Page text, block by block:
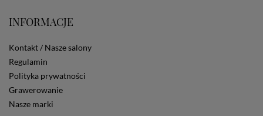
nie podasz danych, nie będziesz mógł przeglądać
zawartości naszej strony
Zautomatyzowane podejmowanie decyzji
Na stronie Sklepu są wykorzystywane pliki cookies.
Stosowane są one w celach zapewnienia maksymalnej
wygody wszystkich użytkowników (w tym Kupujących)
przy korzystaniu ze Sklepu (zapamiętywanie
preferencji i ustawień na stronie, zbieranie
anonimowych danych dla celów reklamowych i
INFORMACJE
Kontakt / Nasze salony
Regulamin
Polityka prywatności
Grawerowanie
Nasze marki